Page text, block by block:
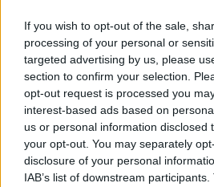
If you wish to opt-out of the sale,
processing of your personal or
targeted advertising by us, please
section to confirm your selection.
opt-out request is processed you
interest-based ads based on
us or personal information disclosed
your opt-out. You may separately
disclosure of your personal
IAB’s list of downstream
GENTE TV CONCURSOS